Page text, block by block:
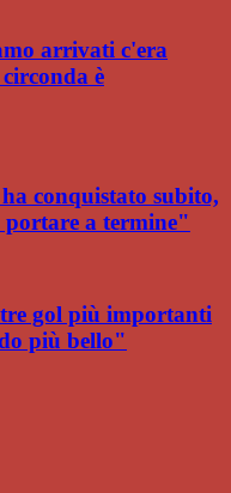
arrivati c'era
è
conquistato subito,
portare a termine"
gol più importanti
più bello"